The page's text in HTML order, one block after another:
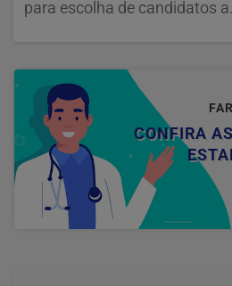
para escolha de candidatos
CONFIRA